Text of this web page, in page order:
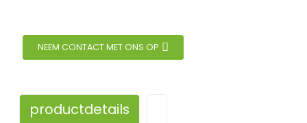
NEEM CONTACT MET ONS OP
productdetails